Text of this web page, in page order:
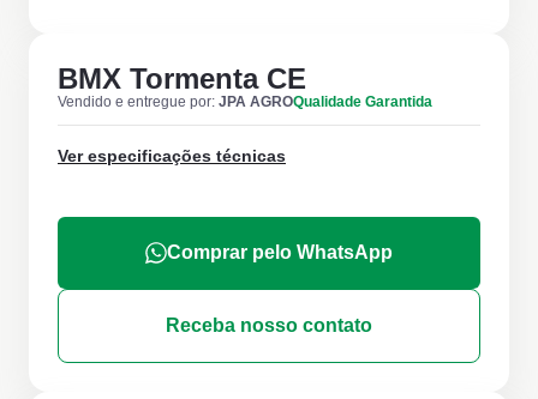
BMX Tormenta CE
Vendido e entregue por: JPA AGROQualidade Garantida
Ver especificações técnicas
Comprar pelo WhatsApp
Receba nosso contato